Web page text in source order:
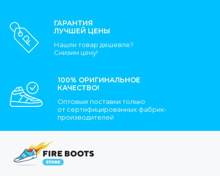
ГАРАНТИЯ
ЛУЧШЕЙ ЦЕНЫ
Нашли товар дешевле?
Снизим цену!
100% ОРИГИНАЛЬНОЕ
КАЧЕСТВО!
Оптовые поставки только
от сертифицированных фабрик-
производителей